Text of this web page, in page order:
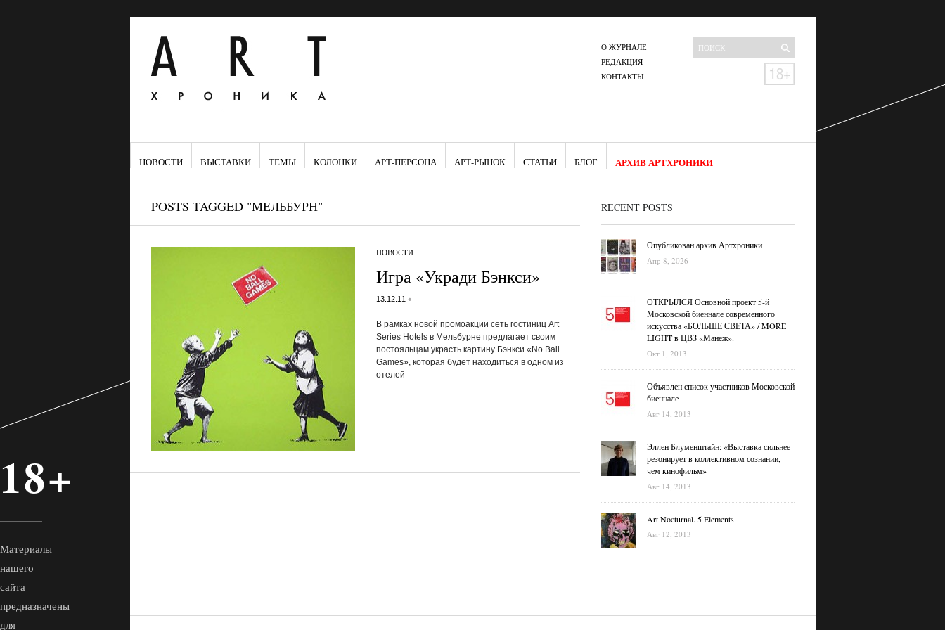
О ЖУРНАЛЕ
РЕДАКЦИЯ
КОНТАКТЫ
НОВОСТИ ВЫСТАВКИ ТЕМЫ КОЛОНКИ АРТ-ПЕРСОНА АРТ-РЫНОК СТАТЬИ БЛОГ АРХИВ АРТХРОНИКИ
POSTS TAGGED "МЕЛЬБУРН"
НОВОСТИ
Игра «Укради Бэнкси»
13.12.11 •
В рамках новой промоакции сеть гостиниц Art
Series Hotels в Мельбурне предлагает своим
постояльцам украсть картину Бэнкси «No Ball
Games», которая будет находиться в одном из
отелей
RECENT POSTS
Опубликован архив Артхроники
Апр 8, 2026
ОТКРЫЛСЯ Основной проект 5-й
Московской биеннале современного
искусства «БОЛЬШЕ СВЕТА» / MORE
LIGHT в ЦВЗ «Манеж».
Окт 1, 2013
Объявлен список участников Московской
биеннале
Авг 14, 2013
Эллен Блуменштайн: «Выставка сильнее
резонирует в коллективном сознании,
чем кинофильм»
Авг 14, 2013
Art Nocturnal. 5 Elements
Авг 12, 2013
18+
Материалы
нашего
сайта
предназначены
для